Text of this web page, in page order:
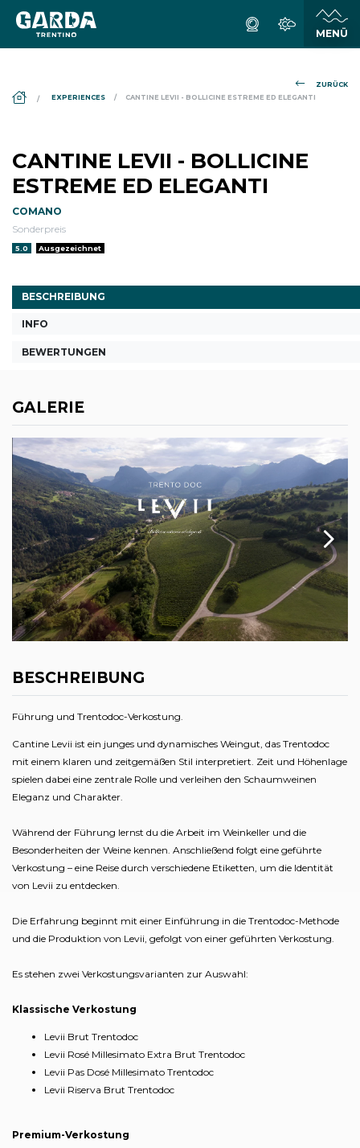
ZURÜCK
DS_BREADCRUMB.HOME
EXPERIENCES CANTINE LEVII - BOLLICINE ESTREME ED ELEGANTI
CANTINE LEVII - BOLLICINE
ESTREME ED ELEGANTI
COMANO
Sonderpreis
aria.rating_prefix:
5.0 Ausgezeichnet
BESCHREIBUNG
INFO
BEWERTUNGEN
GALERIE
BESCHREIBUNG
Führung und Trentodoc-Verkostung.
Cantine Levii ist ein junges und dynamisches Weingut, das Trentodoc
mit einem klaren und zeitgemäßen Stil interpretiert. Zeit und Höhenlage
spielen dabei eine zentrale Rolle und verleihen den Schaumweinen
Eleganz und Charakter.
Während der Führung lernst du die Arbeit im Weinkeller und die
Besonderheiten der Weine kennen. Anschließend folgt eine geführte
Verkostung – eine Reise durch verschiedene Etiketten, um die Identität
von Levii zu entdecken.
Die Erfahrung beginnt mit einer Einführung in die Trentodoc-Methode
und die Produktion von Levii, gefolgt von einer geführten Verkostung.
Es stehen zwei Verkostungsvarianten zur Auswahl:
Klassische Verkostung
Levii Brut Trentodoc
Levii Rosé Millesimato Extra Brut Trentodoc
Levii Pas Dosé Millesimato Trentodoc
Levii Riserva Brut Trentodoc
Premium-Verkostung